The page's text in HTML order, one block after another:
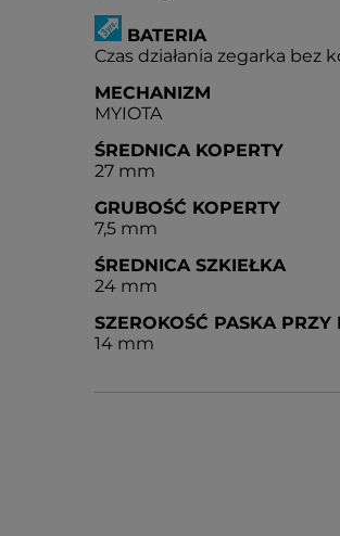
BATERIA
Czas działania zegarka
MECHANIZM
MYIOTA
ŚREDNICA KOPERTY
27 mm
GRUBOŚĆ KOPERTY
7,5 mm
ŚREDNICA SZKIEŁKA
24 mm
SZEROKOŚĆ PASKA PRZY
14 mm